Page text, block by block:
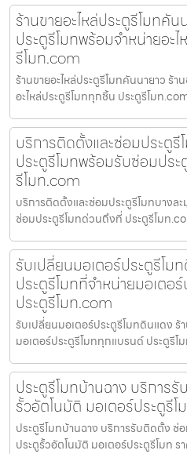
ร้านขายอะไหล่ประตูรีโมทคัน
ประตูรีโมทพร้อมจำหน่ายอะ
รีโมท.com
ร้านขายอะไหล่ประตูรีโมทคันนายาว ร้า
อะไหล่ประตูรีโมททุกชิ้น ประตูรีโมท
บริการติดตั้งและซ่อมประตูรี
ประตูรีโมทพร้อมรับซ่อมปร
รีโมท.com
บริการติดตั้งและซ่อมประตูรีโมทบางล
ซ่อมประตูรีโมทด่วนถึงที่ ประตูรีโมท
รับเปลี่ยนมอเตอร์ประตูรีโม
ประตูรีโมทที่จำหน่ายมอเตอ
ประตูรีโมท.com
รับเปลี่ยนมอเตอร์ประตูรีโมทดินแดง ร้
มอเตอร์ประตูรีโมททุกแบรนด์ ประตูรี
ประตูรีโมทบ้านฉาง บริการ
รั้วอัตโนมัติ มอเตอร์ประตูรี
ประตูรีโมทบ้านฉาง บริการรับติดตั้ง ซ่
ประตูรั้วอัตโนมัติ มอเตอร์ประตูรีโมท